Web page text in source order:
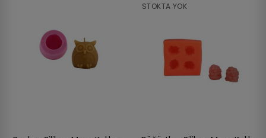
STOKTA YOK